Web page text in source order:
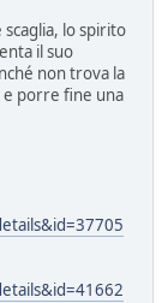
scaglia, lo spirito
il suo
non trova la
porre fine una